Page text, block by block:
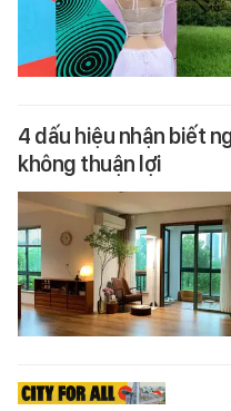
4 dấu hiệu nhận biết
không thuận lợi